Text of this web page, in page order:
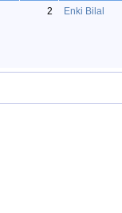
2 Enki Bilal